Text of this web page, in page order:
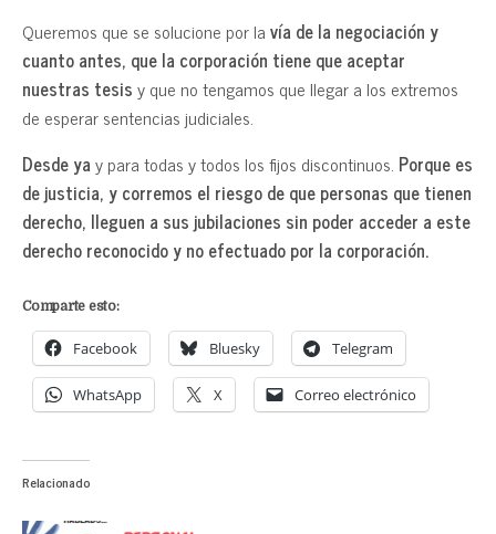
Queremos que se solucione por lavía de la negociación y
cuanto antes, que la corporación tiene que aceptar
nuestras tesisy que no tengamos que llegar a los extremos
de esperar sentencias judiciales.
Desde yay para todas y todos los fijos discontinuos. Porque es
de justicia, y corremos el riesgo de que personas que tienen
derecho, lleguen a sus jubilaciones sin poder acceder a este
derecho reconocido y no efectuado por la corporación.
Comparte esto:
Facebook Bluesky Telegram
WhatsApp X Correo electrónico
Relacionado